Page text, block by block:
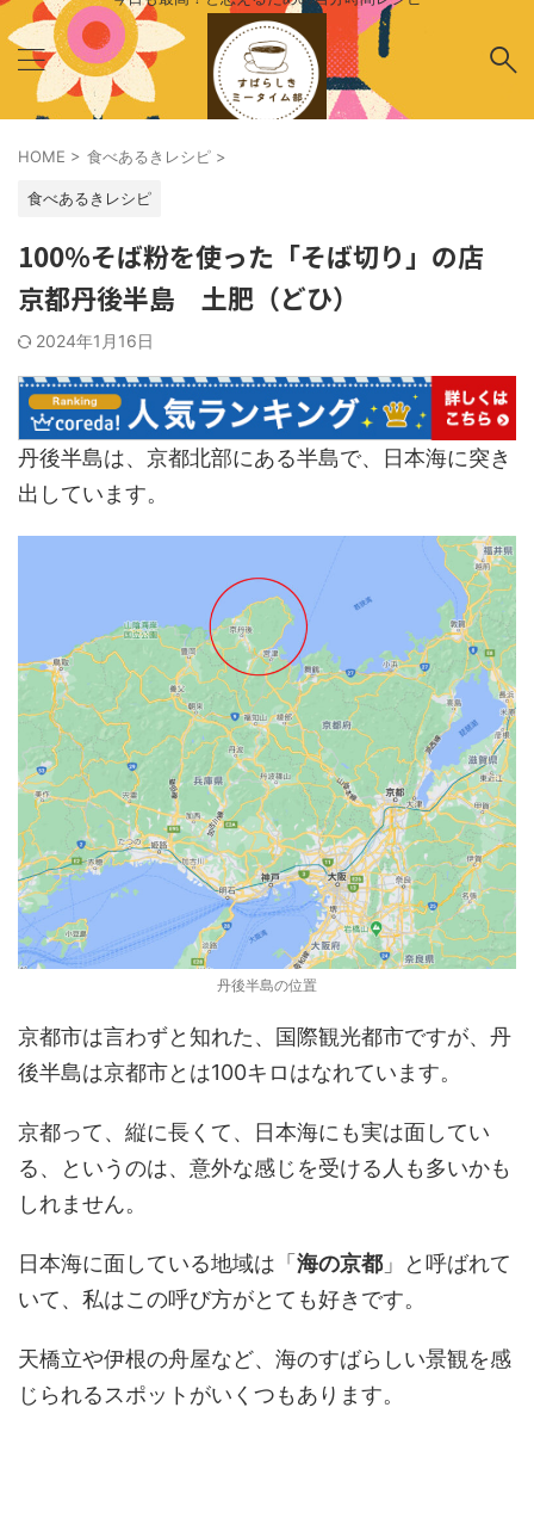
HOME > 食べあるきレシピ >
食べあるきレシピ
100％そば粉を使った「そば切り」の店
京都丹後半島 土肥（どひ）
2024年1月16日
丹後半島は、京都北部にある半島で、日本海に突き
出しています。
丹後半島の位置
京都市は言わずと知れた、国際観光都市ですが、丹
後半島は京都市とは100キロはなれています。
京都って、縦に長くて、日本海にも実は面してい
る、というのは、意外な感じを受ける人も多いかも
しれません。
日本海に面している地域は「海の京都 」と呼ばれて
いて、私はこの呼び方がとても好きです。
天橋立や伊根の舟屋など、海のすばらしい景観を感
じられるスポットがいくつもあります。